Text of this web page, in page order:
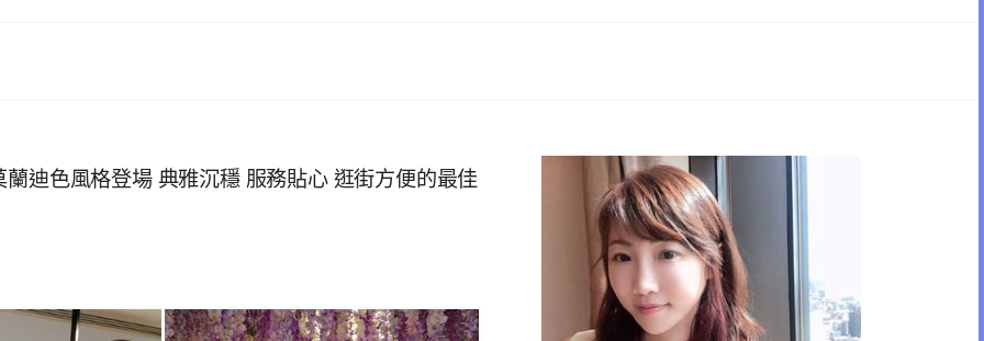
迪色風格登場 典雅沉穩 服務貼心 逛街方便的最佳